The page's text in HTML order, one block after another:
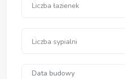
Liczba łazienek
Liczba sypialni